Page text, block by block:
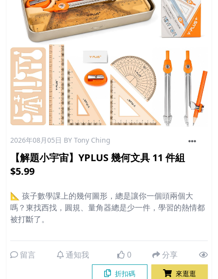
2026年08月05日 BY Tony Ching
【解題小宇宙】YPLUS 幾何文具 11 件組
$5.99
📐 孩子數學課上的幾何圖形，總是讓你一個頭兩個大
嗎？東找西找，圓規、量角器總是少一件，學習的熱情都
被打斷了。
留言 通知我 0 分享
折扣碼 來逛逛